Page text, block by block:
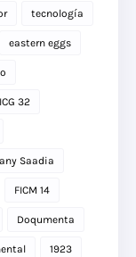
tecnología
eastern eggs
32
Saadia
FICM 14
Doqumenta
1923